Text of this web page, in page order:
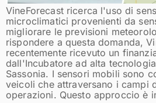
VineForecast ricerca l'uso di
microclimatici provenienti da
migliorare le previsioni
rispondere a questa domanda,
recentemente ricevuto un
dall'Incubatore ad alta
Sassonia. I sensori mobili sono
veicoli che attraversano i campi
operazioni. Questo approccio è